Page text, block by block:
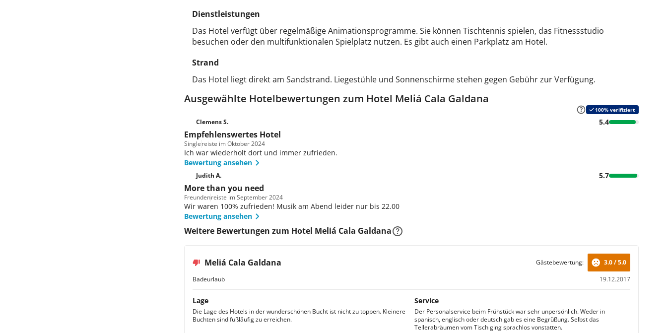
Dienstleistungen
Das Hotel verfügt über regelmäßige Animationsprogramme. Sie können Tischtennis spielen, das Fitnessstudio
besuchen oder den multifunktionalen Spielplatz nutzen. Es gibt auch einen Parkplatz am Hotel.
Strand
Das Hotel liegt direkt am Sandstrand. Liegestühle und Sonnenschirme stehen gegen Gebühr zur Verfügung.
Ausgewählte Hotelbewertungen zum Hotel Meliá Cala Galdana
100% verifiziert
Clemens S. 5.4
Empfehlenswertes Hotel
Singlereiste im Oktober 2024
Ich war wiederholt dort und immer zufrieden.
Bewertung ansehen
Judith A. 5.7
More than you need
Freundenreiste im September 2024
Wir waren 100% zufrieden! Musik am Abend leider nur bis 22.00️
Bewertung ansehen
Weitere Bewertungen zum Hotel Meliá Cala Galdana
Meliá Cala Galdana
Badeurlaub 19.12.2017
Gästebewertung: 3.0 / 5.0
Lage
Die Lage des Hotels in der wunderschönen Bucht ist nicht zu toppen. Kleinere
Buchten sind fußläufig zu erreichen.
Service
Der Personalservice beim Frühstück war sehr unpersönlich. Weder in
spanisch, englisch oder deutsch gab es eine Begrüßung. Selbst das
Tellerabräumen vom Tisch ging sprachlos vonstatten.